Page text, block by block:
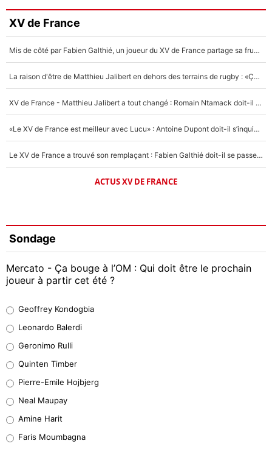
XV de France
Mis de côté par Fabien Galthié, un joueur du XV de France partage sa frustration : «ils ne me l’ont pas dit tout de suite»
La raison d'être de Matthieu Jalibert en dehors des terrains de rugby : «Ça m'atteint autant que si tu touches à un membre de ma famille»
XV de France - Matthieu Jalibert a tout changé : Romain Ntamack doit-il s’inquiéter pour sa place à un an de la Coupe du monde ?
«Le XV de France est meilleur avec Lucu» : Antoine Dupont doit-il s’inquiéter pour sa place ?
Le XV de France a trouvé son remplaçant : Fabien Galthié doit-il se passer d'Antoine Dupont ?
ACTUS XV DE FRANCE
Sondage
Mercato - Ça bouge à l’OM : Qui doit être le prochain
joueur à partir cet été ?
38%
32%
5%
1%
Geoffrey Kondogbia
Leonardo Balerdi
Geronimo Rulli
Quinten Timber
Pierre-Emile Hojbjerg
Neal Maupay
Amine Harit
Faris Moumbagna